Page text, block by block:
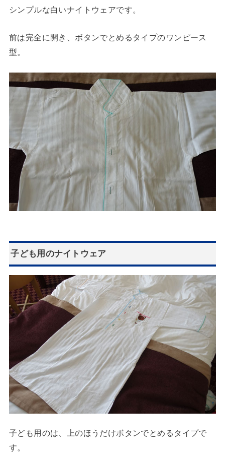
シンプルな白いナイトウェアです。
前は完全に開き、ボタンでとめるタイプのワンピース
型。
子ども用のナイトウェア
子ども用のは、上のほうだけボタンでとめるタイプで
す。